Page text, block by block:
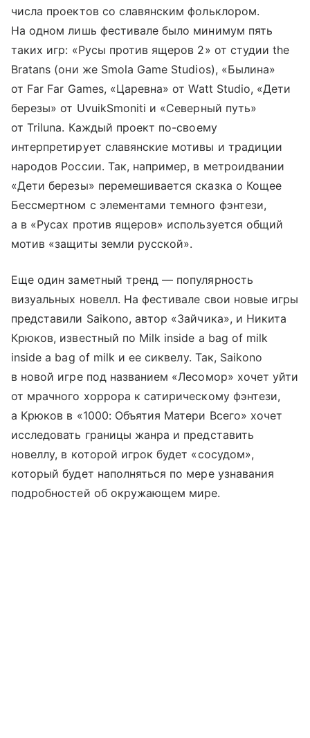
числа проектов со славянским фольклором.
На одном лишь фестивале было минимум пять
таких игр: «Русы против ящеров 2» от студии the
Bratans (они же Smola Game Studios), «Былина»
от Far Far Games, «Царевна» от Watt Studio, «Дети
березы» от UvuikSmoniti и «Северный путь»
от Triluna. Каждый проект по-своему
интерпретирует славянские мотивы и традиции
народов России. Так, например, в метроидвании
«Дети березы» перемешивается сказка о Кощее
Бессмертном с элементами темного фэнтези,
а в «Русах против ящеров» используется общий
мотив «защиты земли русской».
Еще один заметный тренд — популярность
визуальных новелл. На фестивале свои новые игры
представили Saikono, автор «Зайчика», и Никита
Крюков, известный по Milk inside a bag of milk
inside a bag of milk и ее сиквелу. Так, Saikono
в новой игре под названием «Лесомор» хочет уйти
от мрачного хоррора к сатирическому фэнтези,
а Крюков в «1000: Объятия Матери Всего» хочет
исследовать границы жанра и представить
новеллу, в которой игрок будет «сосудом»,
который будет наполняться по мере узнавания
подробностей об окружающем мире.